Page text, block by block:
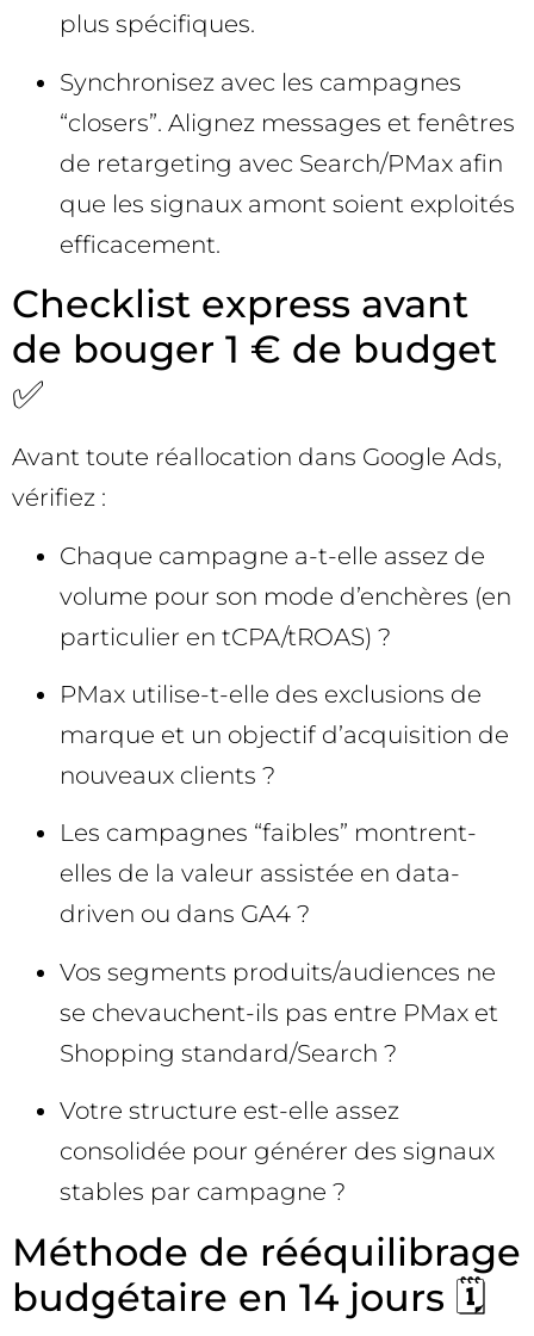
plus spécifiques.
Synchronisez avec les campagnes
“closers”. Alignez messages et fenêtres
de retargeting avec Search/PMax afin
que les signaux amont soient exploités
efficacement.
Checklist express avant
de bouger 1 € de budget
✅
Avant toute réallocation dans Google Ads,
vérifiez :
Chaque campagne a-t-elle assez de
volume pour son mode d’enchères (en
particulier en tCPA/tROAS) ?
PMax utilise-t-elle des exclusions de
marque et un objectif d’acquisition de
nouveaux clients ?
Les campagnes “faibles” montrent-
elles de la valeur assistée en data-
driven ou dans GA4 ?
Vos segments produits/audiences ne
se chevauchent-ils pas entre PMax et
Shopping standard/Search ?
Votre structure est-elle assez
consolidée pour générer des signaux
stables par campagne ?
Méthode de rééquilibrage
budgétaire en 14 jours 🗓️